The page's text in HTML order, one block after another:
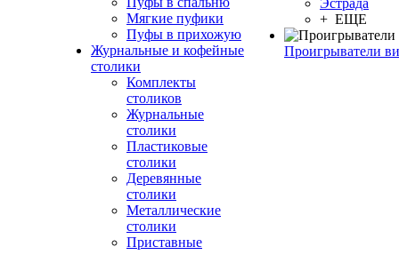
Мягкие пуфики
Пуфы в прихожую
Журнальные и кофейные
столики
Комплекты
столиков
Журнальные
столики
Пластиковые
столики
Деревянные
столики
Металлические
столики
Приставные
Эстрада
+ ЕЩЕ
Проигрыватели